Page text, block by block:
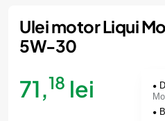
Momentan indisponibil
Ulei motor Liqui
5W-30
71,18 lei